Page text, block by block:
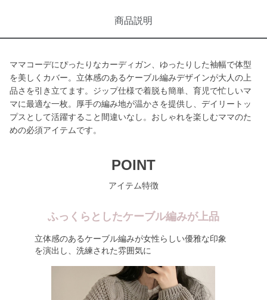
商品説明
ママコーデにぴったりなカーディガン、ゆったりした袖幅で体型
を美しくカバー。立体感のあるケーブル編みデザインが大人の上
品さを引き立てます。ジップ仕様で着脱も簡単、育児で忙しいマ
マに最適な一枚。厚手の編み地が温かさを提供し、デイリートッ
プスとして活躍すること間違いなし。おしゃれを楽しむママのた
めの必須アイテムです。
POINT
アイテム特徴
ふっくらとしたケーブル編みが上品
立体感のあるケーブル編みが女性らしい優雅な印象
を演出し、洗練された雰囲気に